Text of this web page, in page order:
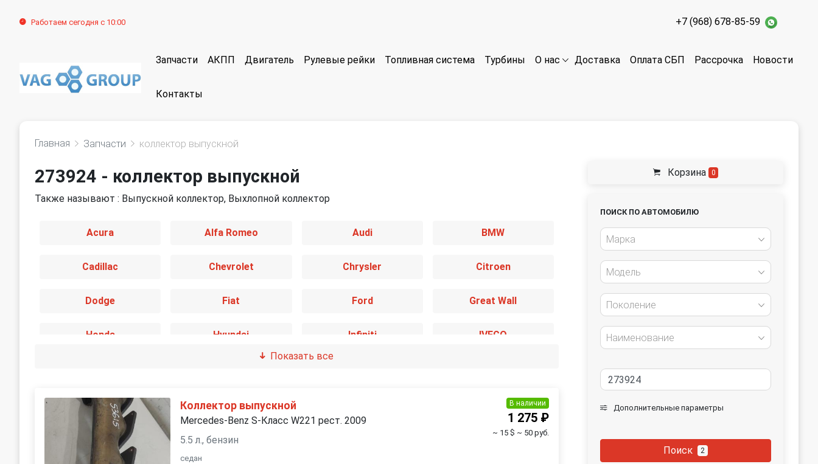
Работаем сегодня с 10:00 +7 (968) 678-85-59
Запчасти АКПП Двигатель Рулевые рейки Топливная система Турбины О нас Доставка Оплата СБП Рассрочка Новости
Контакты
Главная Запчасти коллектор выпускной
273924 - коллектор выпускной
Также называют : Выпускной коллектор, Выхлопной коллектор
Acura Alfa Romeo Audi BMW
Cadillac Chevrolet Chrysler Citroen
Dodge Fiat Ford Great Wall
Honda Hyundai Infiniti IVECO
Land Rover Lexus Mercedes-Benz
Mini Mitsubishi Opel
Показать все
Коллектор выпускной
Mercedes-Benz S-Класс W221 рест. 2009
5.5 л., бензин
седан
В наличии
1 275 ₽
~ 15 $ ~ 50 руб.
Корзина 0
ПОИСК ПО АВТОМОБИЛЮ
Марка
Модель
Поколение
Наименование
Дополнительные параметры
Поиск 2